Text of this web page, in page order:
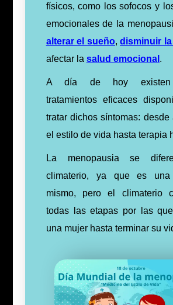
físicos, como los sofocos y
emocionales de la
alterar el sueño,disminuir
afectar la salud emocional .
A día de hoy existen
tratamientos eficaces
tratar dichos síntomas: desde
el estilo de vida hasta terapia
La menopausia se
climaterio, ya que es
mismo, pero el climaterio
todas las etapas por las
una mujer hasta terminar su